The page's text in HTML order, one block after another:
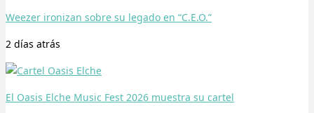
Weezer ironizan sobre su legado en “C.E.O.”
2 días atrás
El Oasis Elche Music Fest 2026 muestra su cartel